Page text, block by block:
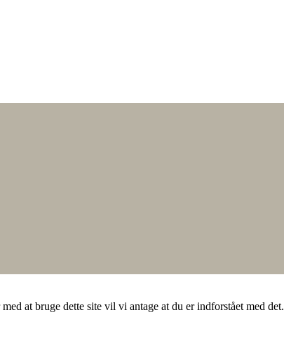
at bruge dette site vil vi antage at du er indforstået med det.